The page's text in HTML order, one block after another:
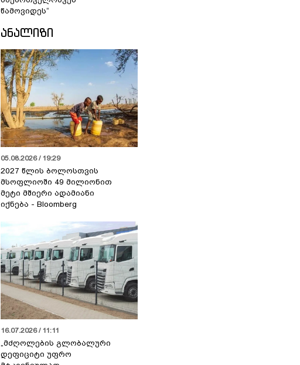
წამოვიდეს“
ᲐᲜᲐᲚᲘᲖᲘ
05.08.2026 / 19:29
2027 წლის ბოლოსთვის
მსოფლიოში 49 მილიონით
მეტი მშიერი ადამიანი
იქნება - Bloomberg
16.07.2026 / 11:11
„მძღოლების გლობალური
დეფიციტი უფრო